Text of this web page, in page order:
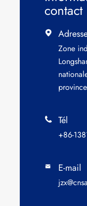
contact

Zone
 Tél
+86-
 E-mail